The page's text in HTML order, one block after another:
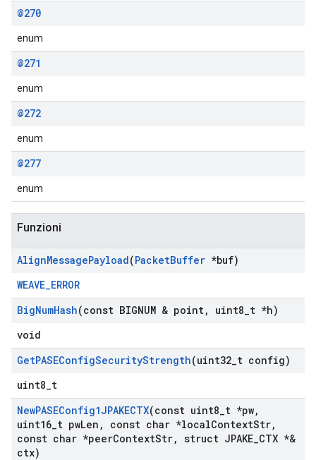
@270
enum
@271
enum
@272
enum
@277
enum
Funzioni
AlignMessagePayload(PacketBuffer *buf)
WEAVE_ERROR
BigNumHash(const BIGNUM & point, uint8 t *h)
void
GetPASEConfigSecurityStrength(uint32 t config)
uint8_t
NewPASEConfig1JPAKECTX(const uint8 t *pw,
uint16 t pwLen , const char *localContextStr,
const char *peerContextStr, struct JPAKE CTX *&
ctx)